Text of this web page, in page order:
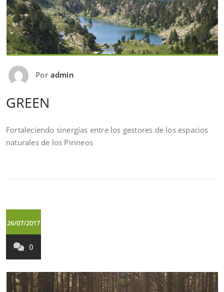
Por admin
GREEN
Fortaleciendo sinergías entre los gestores de los espacios
naturales de los Pirineos
26/07/2017
0